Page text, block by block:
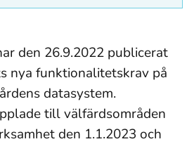
den 26.9.2022 publicerat
nya funktionalitetskrav på
datasystem.
till välfärdsområden
den 1.1.2023 och